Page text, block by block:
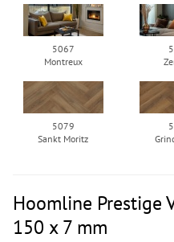
5067
Montreux
5079
Sankt Moritz
Hoomline Prestige
150 x 7 mm